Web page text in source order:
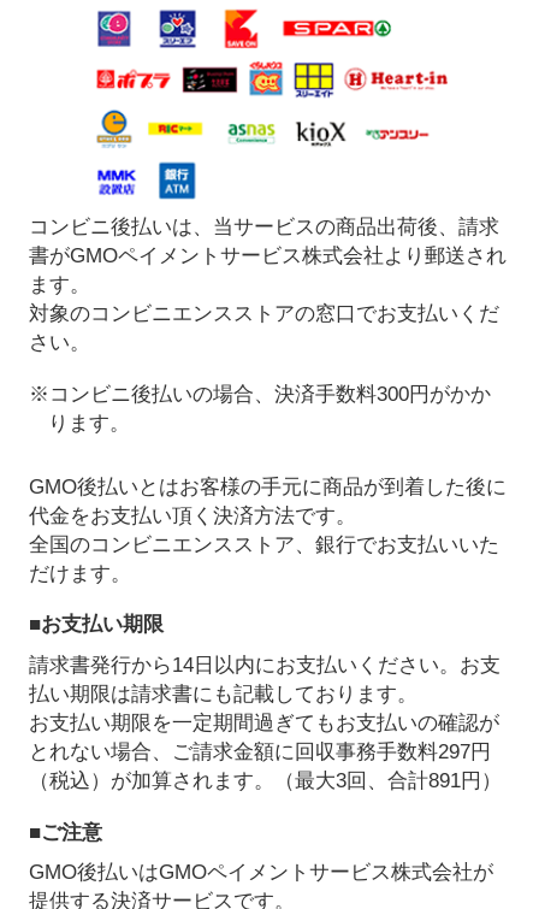
コンビニ後払いは、当サービスの商品出荷後、請求
書がGMOペイメントサービス株式会社より郵送され
ます。
対象のコンビニエンスストアの窓口でお支払いくだ
さい。
※コンビニ後払いの場合、決済手数料300円がかか
ります。
GMO後払いとはお客様の手元に商品が到着した後に
代金をお支払い頂く決済方法です。
全国のコンビニエンスストア、銀行でお支払いいた
だけます。
■お支払い期限
請求書発行から14日以内にお支払いください。お支
払い期限は請求書にも記載しております。
お支払い期限を一定期間過ぎてもお支払いの確認が
とれない場合、ご請求金額に回収事務手数料297円
（税込）が加算されます。（最大3回、合計891円）
■ご注意
GMO後払いはGMOペイメントサービス株式会社が
提供する決済サービスです。